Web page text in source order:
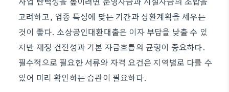
고려하고, 업종 특성에 맞는 기간과 상환계획을 세우는
것이 좋다. 소상공인대환대출은 이자 부담을 낮출 수 있
지만 재정 건전성과 기본 자금흐름의 균형이 중요하다.
필수적으로 필요한 서류와 자격 요건은 지역별로 다를 수
있어 미리 확인하는 습관이 필요하다.